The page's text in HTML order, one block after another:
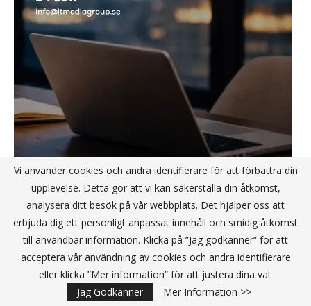
STARTUP
Vi använder cookies och andra identifierare för att förbättra din
upplevelse. Detta gör att vi kan säkerställa din åtkomst,
analysera ditt besök på vår webbplats. Det hjälper oss att
erbjuda dig ett personligt anpassat innehåll och smidig åtkomst
till användbar information. Klicka på ”Jag godkänner” för att
acceptera vår användning av cookies och andra identifierare
eller klicka ”Mer information” för att justera dina val.
Jag Godkänner
Mer Information >>